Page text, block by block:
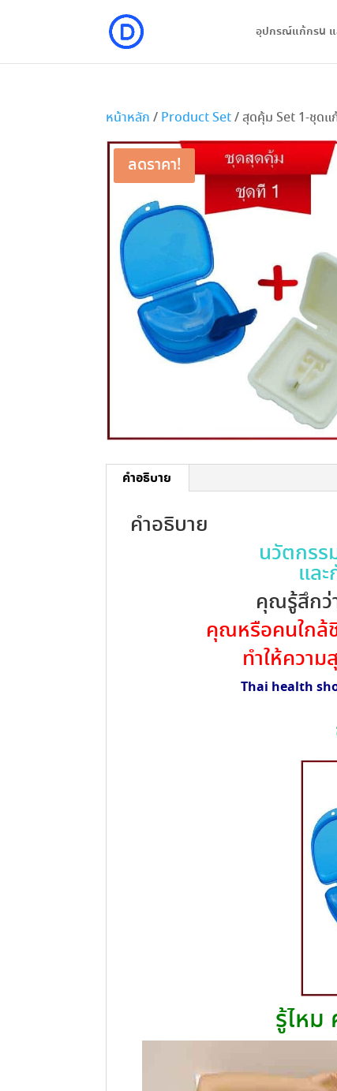
อุปกรณ์แก้กรน
หน้าหลัก / Product Set/ สุดคุ้ม Set 1-ชุดแ
ลดราคา!
คำอธิบาย
คำอธิบาย
นวัตกรร
แล
คุณรู้สึกว่
คุณหรือคนใกล้
ทำให้ควา
Thai health
รู้ไห